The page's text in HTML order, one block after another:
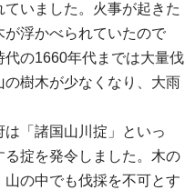
いました。火事が起きた
浮かべられていたので
の1660年代までは大量伐
樹木が少なくなり、大雨
「諸国山川掟」といっ
掟を発令しました。木の
の中でも伐採を不可とす